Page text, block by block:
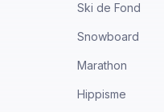
Ski de Fond
Snowboard
Marathon
Hippisme